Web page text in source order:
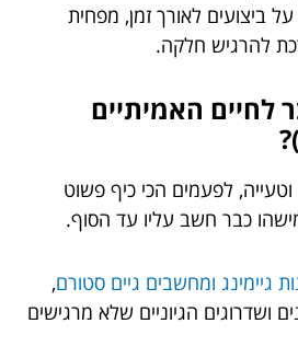
ביצועים לאורך זמן, מפחית
להרגיש חלקה.
לחיים האמיתיים
לפעמים הכי כיף פשוט
כבר חשב עליו עד הסוף.
גיימינג ומחשבים גיים סטורם,
ושדרוגים הגיוניים שלא מרגישים